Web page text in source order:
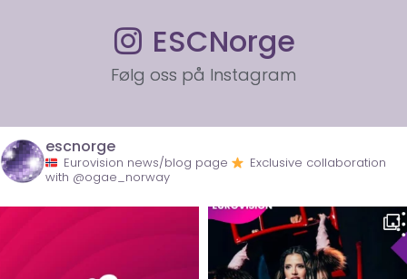
ESCNorge
Følg oss på Instagram
escnorge
Eurovision news/blog page
Exclusive collaboration
with @ogae_norway